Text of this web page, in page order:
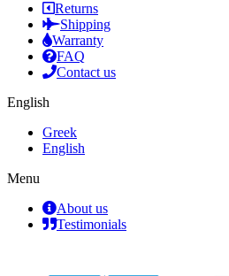
Returns
Shipping
Warranty
FAQ
Contact us
English
Greek
English
Menu
About us
Testimonials